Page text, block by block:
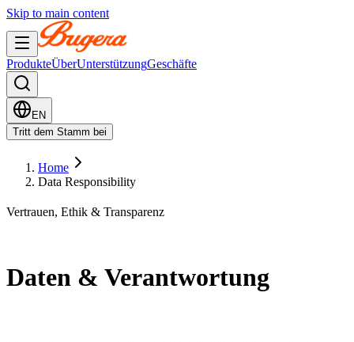
Skip to main content
ProdukteÜberUnterstützungGeschäfte
EN
Tritt dem Stamm bei
Home
Data Responsibility
Vertrauen, Ethik & Transparenz
Daten & Verantwortung